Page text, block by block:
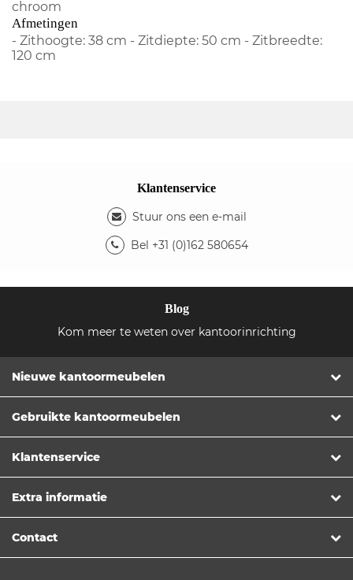
chroom
Afmetingen
- Zithoogte: 38 cm - Zitdiepte: 50 cm - Zitbreedte:
120 cm
Klantenservice
Stuur ons een e-mail
Bel +31 (0)162 580654
Blog
Kom meer te weten over kantoorinrichting
Nieuwe kantoormeubelen
Gebruikte kantoormeubelen
Klantenservice
Extra informatie
Contact